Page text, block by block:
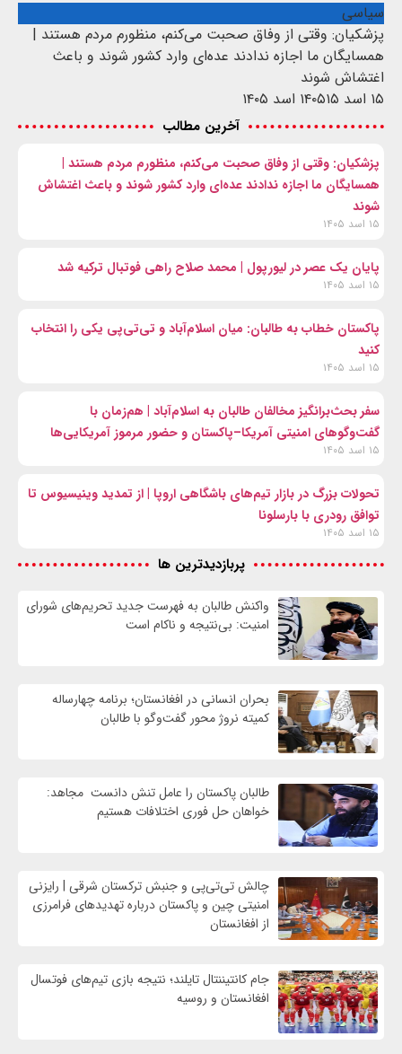
سیاسی
پزشکیان: وقتی از وفاق صحبت می‌کنم، منظورم مردم هستند |
همسایگان ما اجازه ندادند عده‌ای وارد کشور شوند و باعث
اغتشاش شوند
۱۵ اسد ۱۴۰۵
۱۵ اسد ۱۴۰۵
آخرین مطالب
پزشکیان: وقتی از وفاق صحبت می‌کنم، منظورم مردم هستند |
همسایگان ما اجازه ندادند عده‌ای وارد کشور شوند و باعث اغتشاش
شوند
۱۵ اسد ۱۴۰۵
پایان یک عصر در لیورپول | محمد صلاح راهی فوتبال ترکیه شد
۱۵ اسد ۱۴۰۵
پاکستان خطاب به طالبان: میان اسلام‌آباد و تی‌تی‌پی یکی را انتخاب
کنید
۱۵ اسد ۱۴۰۵
سفر بحث‌برانگیز مخالفان طالبان به اسلام‌آباد | هم‌زمان با
گفت‌وگوهای امنیتی آمریکا–پاکستان و حضور مرموز آمریکایی‌ها
۱۵ اسد ۱۴۰۵
تحولات بزرگ در بازار تیم‌های باشگاهی اروپا | از تمدید وینیسیوس تا
توافق رودری با بارسلونا
۱۵ اسد ۱۴۰۵
پربازدیدترین ها
واكنش طالبان به فهرست جدید تحریم‌های شورای
امنیت: بی‌نتیجه و ناکام است
بحران انسانی در افغانستان؛ برنامه چهار‌ساله
کمیته نروژ محور گفت‌وگو با طالبان
طالبان پاکستان را عامل تنش دانست مجاهد:
خواهان حل فوری اختلافات هستیم
چالش تی‌تی‌پی و جنبش ترکستان شرقی | رایزنی
امنیتی چین و پاکستان درباره تهدیدهای فرامرزی
از افغانستان
جام کانتیننتال تایلند؛ نتیجه بازی تیم‌های فوتسال
افغانستان و روسیه